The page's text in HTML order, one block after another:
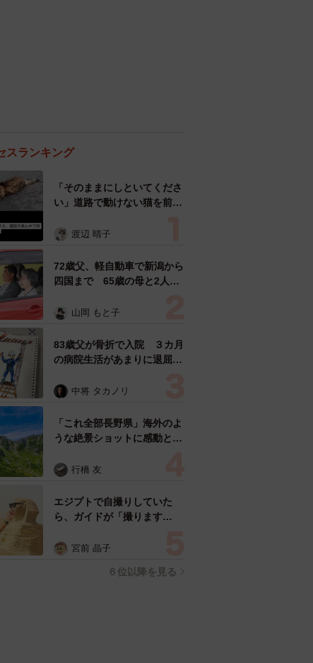
スランキング
「そのままにしといてくださ
い」道路で動けない猫を前に
ようとした4日間 「命の重
表の訴え
渡辺 晴子
72歳父、軽自動車で新潟から
四国まで 65歳の母と2人で
憩まで分刻み… 「大学生で
山岡 もと子
83歳父が骨折で入院 ３カ月
の病院生活があまりに退屈で
い！」→スケッチブックを見
すよ…」
中将 タカノリ
「これ全部長野県」海外のよ
うな絶景ショットに感動と反
ったんだって気づいた」
行橋 友
エジプトで自撮りしていた
ら、ガイドが「撮ります
取っていたら……スマホを返
カモ代表かも」「私は6時間
宮前 晶子
６位以降を見る